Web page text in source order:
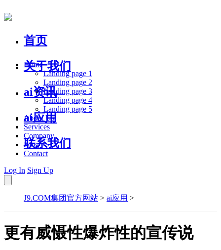
首页
关于我们
ai资讯
ai应用
联系我们
Home
Landing page 1
Landing page 2
Landing page 3
Landing page 4
Landing page 5
About Us
Services
Company
Blog
Contact
Log In Sign Up
J9.COM集团官方网站 > ai应用 >
更有威慑性爆炸性的宣传说